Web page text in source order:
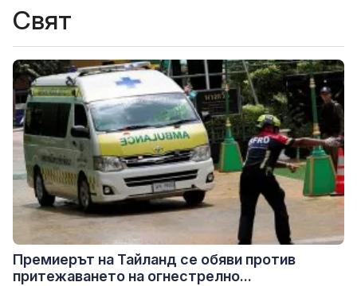
Свят
Премиерът на Тайланд се обяви против
притежаването на огнестрелно...